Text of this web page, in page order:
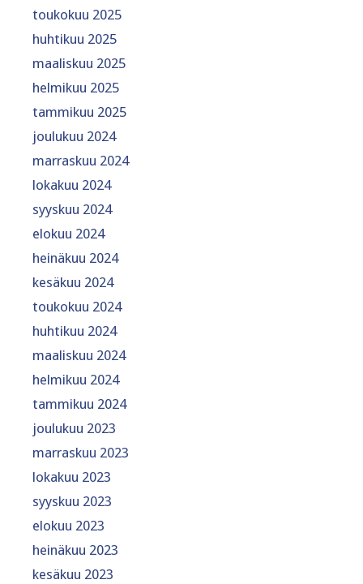
toukokuu 2025
huhtikuu 2025
maaliskuu 2025
helmikuu 2025
tammikuu 2025
joulukuu 2024
marraskuu 2024
lokakuu 2024
syyskuu 2024
elokuu 2024
heinäkuu 2024
kesäkuu 2024
toukokuu 2024
huhtikuu 2024
maaliskuu 2024
helmikuu 2024
tammikuu 2024
joulukuu 2023
marraskuu 2023
lokakuu 2023
syyskuu 2023
elokuu 2023
heinäkuu 2023
kesäkuu 2023